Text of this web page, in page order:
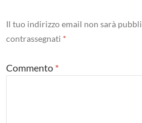
Il tuo indirizzo email non sarà
contrassegnati *
Commento *